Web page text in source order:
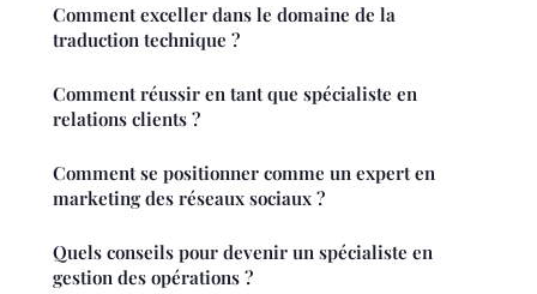
Comment exceller dans le domaine de la
traduction technique ?
Comment réussir en tant que spécialiste en
relations clients ?
Comment se positionner comme un expert en
marketing des réseaux sociaux ?
Quels conseils pour devenir un spécialiste en
gestion des opérations ?